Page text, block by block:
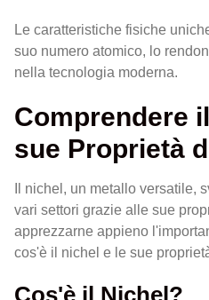
Le caratteristiche fisiche
suo numero atomico, lo
nella tecnologia moderna.
Comprendere
sue Proprietà
Il nichel, un metallo versatile,
vari settori grazie alle sue
apprezzarne appieno
cos'è il nichel e le sue
Cos'è il Nichel?